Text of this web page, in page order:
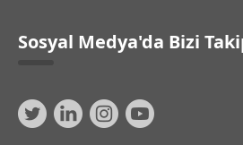
Sosyal Medya'da Bizi